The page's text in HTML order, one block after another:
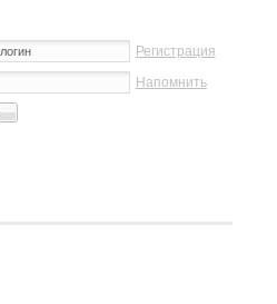
Регистрация
Напомнить